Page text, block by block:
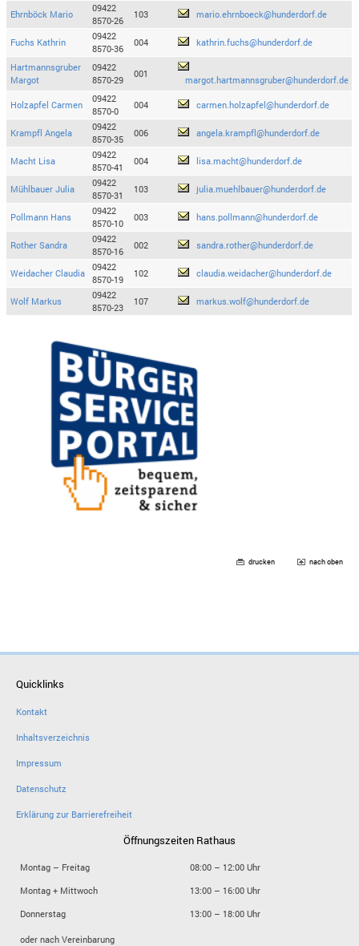
Ehrnböck Mario
09422
8570-26
103 mario.ehrnboeck@hunderdorf.de
Fuchs Kathrin
09422
8570-36
004 kathrin.fuchs@hunderdorf.de
Hartmannsgruber
Margot
09422
8570-29
001
margot.hartmannsgruber@hunderdorf.de
Holzapfel Carmen
09422
8570-0
004 carmen.holzapfel@hunderdorf.de
Krampfl Angela
09422
8570-35
006 angela.krampfl@hunderdorf.de
Macht Lisa
09422
8570-41
004 lisa.macht@hunderdorf.de
Mühlbauer Julia
09422
8570-31
103 julia.muehlbauer@hunderdorf.de
Pollmann Hans
09422
8570-10
003 hans.pollmann@hunderdorf.de
Rother Sandra
09422
8570-16
002 sandra.rother@hunderdorf.de
Weidacher Claudia
09422
8570-19
102 claudia.weidacher@hunderdorf.de
Wolf Markus
09422
8570-23
107 markus.wolf@hunderdorf.de
drucken nach oben
Quicklinks
Kontakt
Inhaltsverzeichnis
Impressum
Datenschutz
Erklärung zur Barrierefreiheit
Öffnungszeiten Rathaus
Montag – Freitag
08:00 – 12:00 Uhr
Montag + Mittwoch
13:00 – 16:00 Uhr
Donnerstag
13:00 – 18:00 Uhr
oder nach Vereinbarung